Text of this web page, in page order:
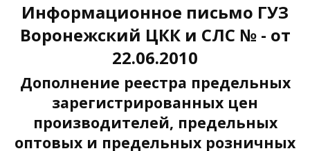
Информационное письмо ГУЗ
Воронежский ЦКК и СЛС № - от
22.06.2010
Дополнение реестра предельных
зарегистрированных цен
производителей, предельных
оптовых и предельных розничных